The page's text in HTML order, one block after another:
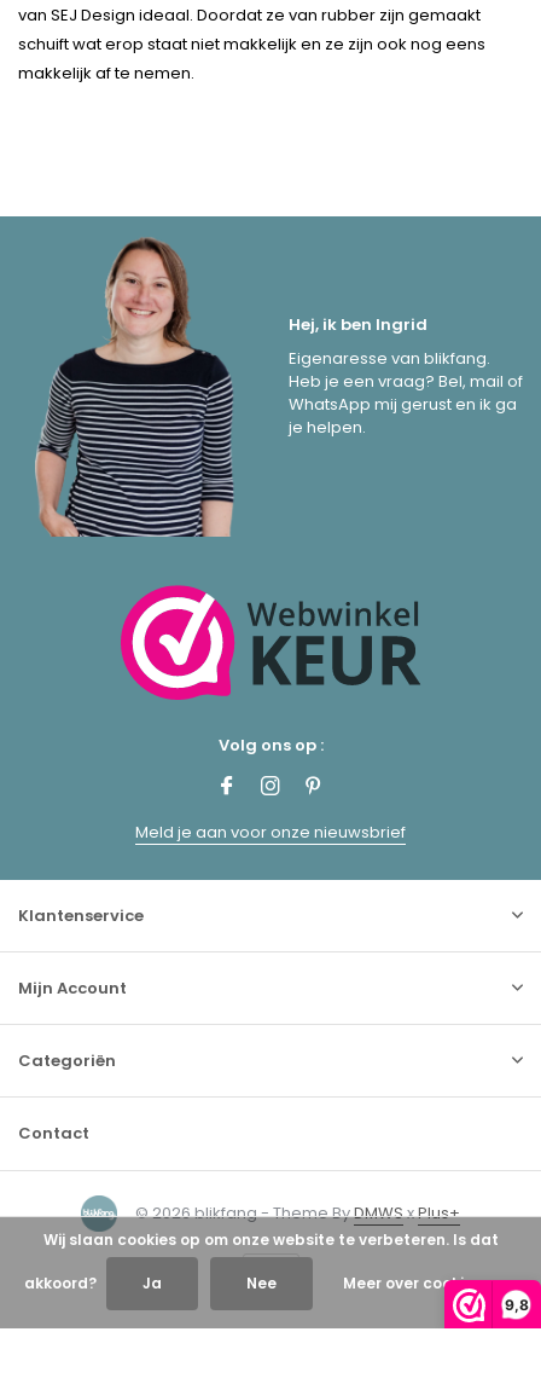
9,8
van SEJ Design ideaal. Doordat ze van rubber zijn gemaakt
schuift wat erop staat niet makkelijk en ze zijn ook nog eens
makkelijk af te nemen.
Hej, ik ben Ingrid
Eigenaresse van blikfang.
Heb je een vraag? Bel, mail of
WhatsApp mij gerust en ik ga
je helpen.
Volg ons op :
Meld je aan voor onze nieuwsbrief
Klantenservice
Mijn Account
Categoriën
Contact
© 2026 blikfang - Theme ByDMWSxPlus+
Wij slaan cookies op om onze website te verbeteren. Is dat
akkoord? Ja Nee Meer over cookies »